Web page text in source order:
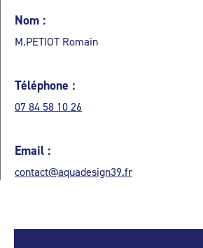
Nom :
M.PETIOT Romain
Téléphone :
07 84 58 10 26
Email :
contact@aquadesign39.fr